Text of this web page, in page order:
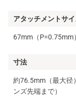
アタッチメントサ
67mm（P=0.75mm）
寸法
約76.5mm（最大径
ンズ先端まで）